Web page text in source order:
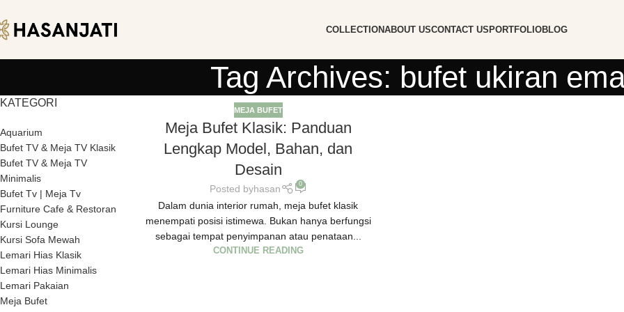
COLLECTIONABOUT USCONTACT US PORTFOLIOBLOG
Tag Archives: bufet ukiran
KATEGORI
Aquarium
Bufet TV & Meja TV Klasik
Bufet TV & Meja TV
Minimalis
Bufet Tv | Meja Tv
Furniture Cafe & Restoran
Kursi Lounge
Kursi Sofa Mewah
Lemari Hias Klasik
Lemari Hias Minimalis
Lemari Pakaian
Meja Bufet
MEJA BUFET
Meja Bufet Klasik: Panduan
Lengkap Model, Bahan, dan
Desain
Posted byhasan 0
Dalam dunia interior rumah, meja bufet klasik
menempati posisi istimewa. Bukan hanya berfungsi
sebagai tempat penyimpanan atau penataan...
CONTINUE READING